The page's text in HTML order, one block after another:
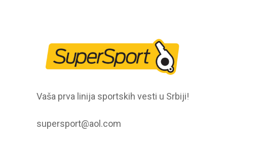
Vaša prva linija sportskih vesti u Srbiji!
supersport@aol.com